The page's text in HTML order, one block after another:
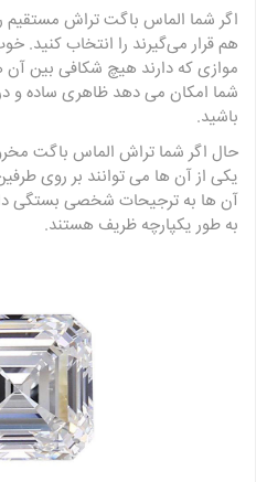
اگر شما الماس باگت تراش مستقیم
هم قرار می‌گیرند را انتخاب کنید.
موازی که دارند هیچ شکافی بین
شما امکان می دهد ظاهری ساده و
باشید.
حال اگر شما تراش الماس باگت
یکی از آن ها می توانند بر روی
آن ها به ترجیحات شخصی بستگی
به طور یکپارچه ظریف هستند.